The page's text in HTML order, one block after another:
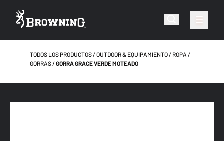
TODOS LOS PRODUCTOS OUTDOOR & EQUIPAMIENTO
ROPA
GORRAS
GORRA GRACE VERDE MOTEADO